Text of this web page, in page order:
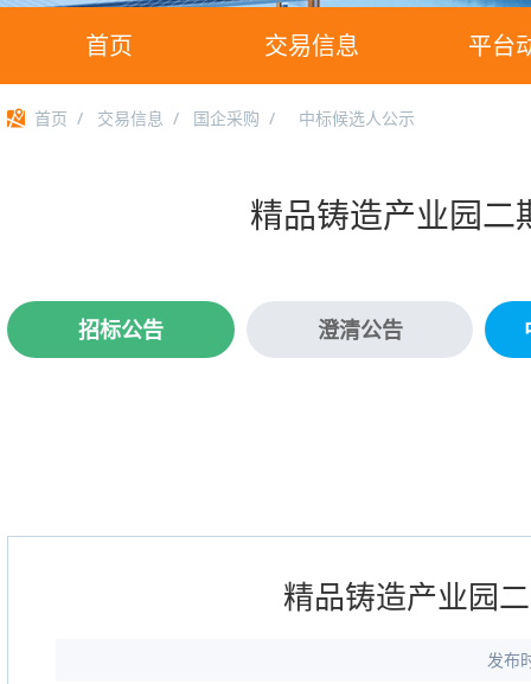
首页 交易信息 平台
首页 / 交易信息 / 国企采购 / 中标候选人公示
精品铸造产业园
招标公告 澄清公告
精品铸造产业园
发布